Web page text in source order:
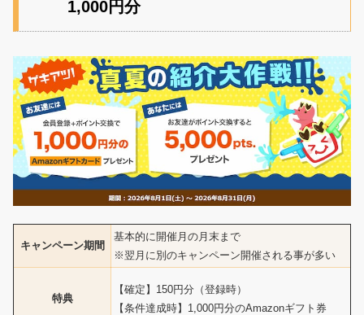
1,000円分
キャンペーン期間
基本的に開催月の月末まで
※翌月に別のキャンペーン開催される事が多い
特典
【確定】150円分（登録時）
【条件達成時】1,000円分のAmazonギフト券